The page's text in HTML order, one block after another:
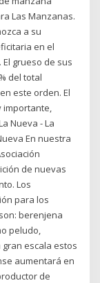
Las Manzanas.
a su
en el
grueso de sus
del total
este orden. El
importante,
Nueva - La
En nuestra
de nuevas
Los
para los
berenjena
peludo,
escala estos
aumentará en
de